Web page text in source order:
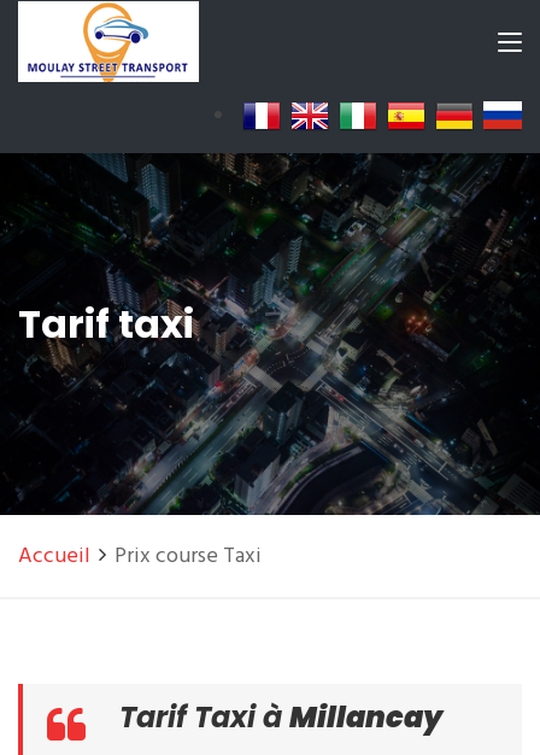
Tarif taxi
Accueil Prix course Taxi
Tarif Taxi àMillancay